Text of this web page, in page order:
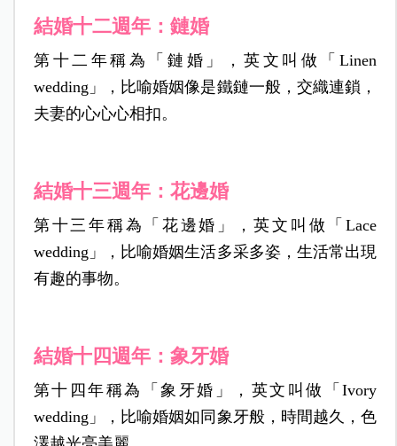
結婚十二週年：鏈婚
第十二年稱為「鏈婚」，英文叫做「Linen
wedding」，比喻婚姻像是鐵鏈一般，交織連鎖，
夫妻的心心心相扣。
結婚十三週年：花邊婚
第十三年稱為「花邊婚」，英文叫做「Lace
wedding」，比喻婚姻生活多采多姿，生活常出現
有趣的事物。
結婚十四週年：象牙婚
第十四年稱為「象牙婚」，英文叫做「Ivory
wedding」，比喻婚姻如同象牙般，時間越久，色